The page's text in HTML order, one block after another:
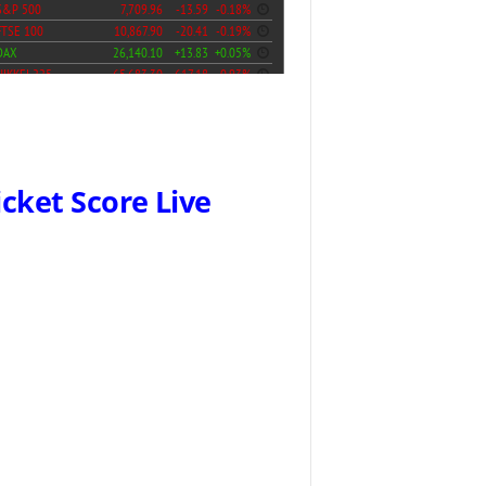
Score Live